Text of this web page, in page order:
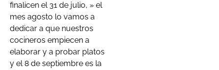
finalicen el 31 de julio, » el
mes agosto lo vamos a
dedicar a que nuestros
cocineros empiecen a
elaborar y a probar platos
y el 8 de septiembre es la